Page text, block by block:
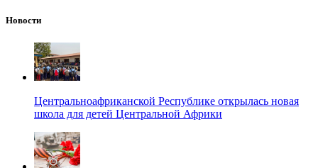
Новости
Центральноафриканской Республике открылась новая
школа для детей Центральной Африки